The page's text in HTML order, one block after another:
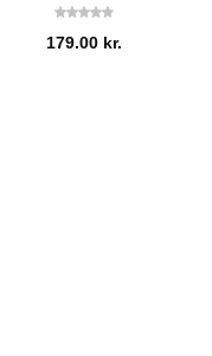
179.00 kr.